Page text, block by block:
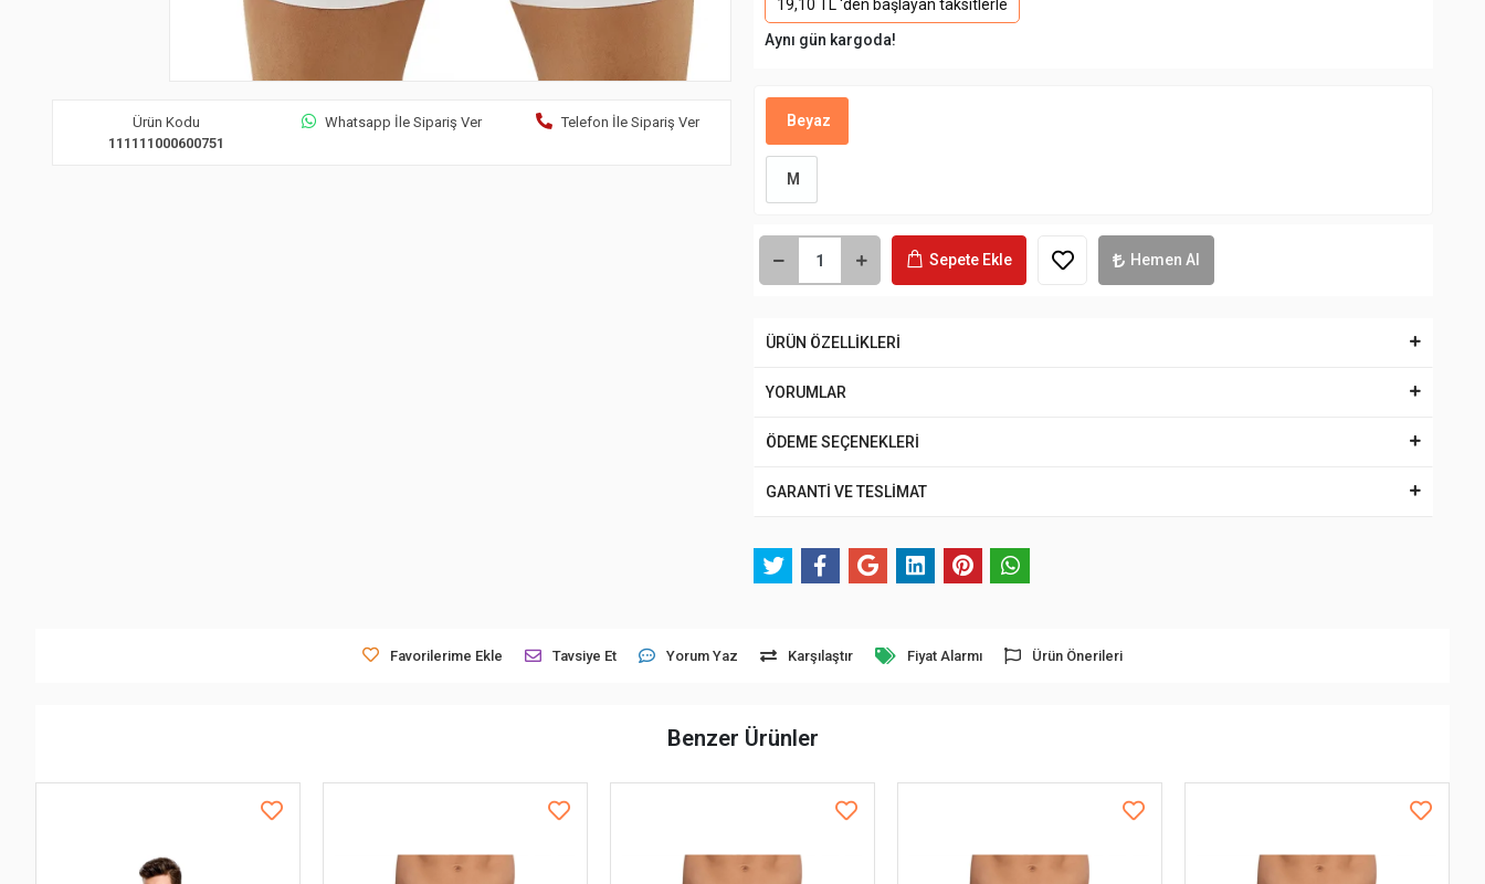
Ürün Kodu
111111000600751
Whatsapp İle Sipariş Ver Telefon İle Sipariş Ver
19,10 TL 'den başlayan taksitlerle
Aynı gün kargoda!
Beyaz
M
Sepete Ekle Hemen Al
ÜRÜN ÖZELLİKLERİ
YORUMLAR
ÖDEME SEÇENEKLERİ
GARANTİ VE TESLİMAT
Favorilerime Ekle Tavsiye Et Yorum Yaz Karşılaştır Fiyat Alarmı Ürün Önerileri
Benzer Ürünler